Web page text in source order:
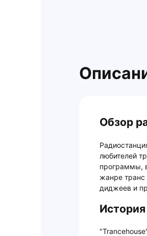
Обзор
любителей
программы,
жанре
диджеев и